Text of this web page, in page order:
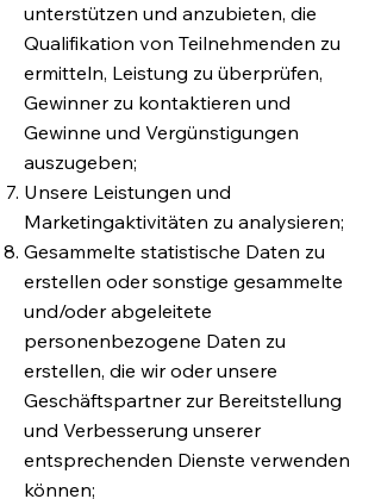
unterstützen und anzubieten, die
Qualifikation von Teilnehmenden zu
ermitteln, Leistung zu überprüfen,
Gewinner zu kontaktieren und
Gewinne und Vergünstigungen
auszugeben;
Unsere Leistungen und
Marketingaktivitäten zu analysieren;
Gesammelte statistische Daten zu
erstellen oder sonstige gesammelte
und/oder abgeleitete
personenbezogene Daten zu
erstellen, die wir oder unsere
Geschäftspartner zur Bereitstellung
und Verbesserung unserer
entsprechenden Dienste verwenden
können;